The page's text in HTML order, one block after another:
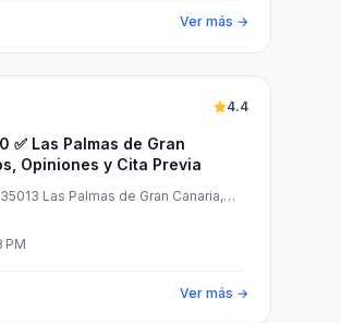
Ver más →
✅ Las Palmas de Gran
Opiniones y Cita Previa
4.4
Las Palmas de Gran Canaria,
PM
Ver más →